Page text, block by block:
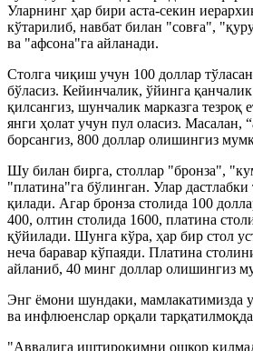
Уларнинг ҳар бири аста-секин
кўтарилиб, навбат билан "совға",
ва "афсона"га айланади.
Столга чиқиш учун 100 доллар
бўласиз. Кейинчалик, ўйинга
қилсангиз, шунчалик марказга тезроқ
янги ҳолат учун пул оласиз. Масалан,
борсангиз, 800 доллар олишингиз
Шу билан бирга, столлар "бронза",
"платина"га бўлинган. Улар
қилади. Агар бронза столида 100
400, олтин столида 1600, платина
қўйилади. Шунга кўра, ҳар бир стол
неча баравар кўпаяди. Платина
айланиб, 40 минг доллар олишингиз
Энг ёмони шундаки, мамлакатимизда
ва инфлюенслар орқали
"Аввалига иштирокимни ошкор